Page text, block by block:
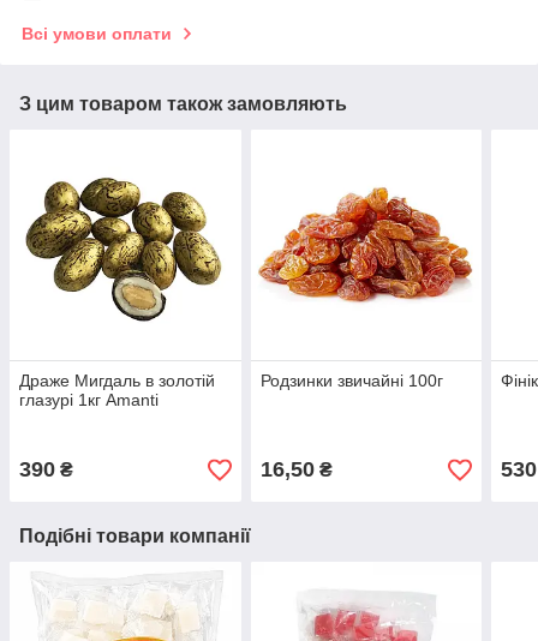
Всі умови оплати
З цим товаром також замовляють
Драже Мигдаль в золотій
глазурі 1кг Amanti
390 ₴
Родзинки звичайні 100г
16,50₴ 530
Подібні товари компанії